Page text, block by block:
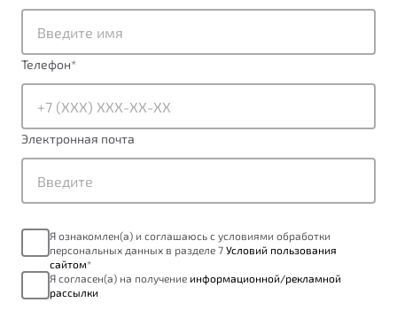
от 1 699 990 ₽*
Обзор В наличии
X70
Универсальный кроссовер
Подробно
Автомобили в наличии
Тест-драйв
Спецпредложения
Будьте еще более уверены на дорогах с программой
Преимущества программы
Запись на сервис
Калькулятор ТО
Клиентская поддержка
Телефон*
Электронная почта
Я ознакомлен(а) и соглашаюсь с условиями обработки
персональных данных в разделе 7 Условий пользования
сайтом*
Я согласен(а) на получение информационной/рекламной
рассылки